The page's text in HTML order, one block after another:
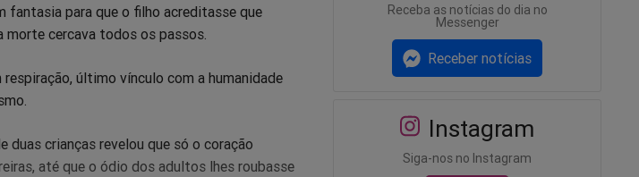
fantasia para que o filho acreditasse que
morte cercava todos os passos.
último vínculo com a humanidade
duas crianças revelou que só o coração
até que o ódio dos adultos lhes roubasse
Receba as notícias do dia no
Messenger
Receber notícias
Instagram
Siga-nos no Instagram